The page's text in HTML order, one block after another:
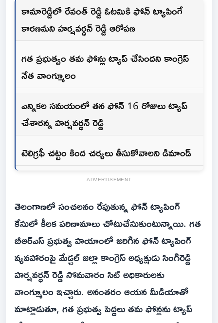
కామారెడ్డిలో రేవంత్ రెడ్డి ఓటమికి ఫోన్ ట్యాపింగే
కారణమని హర్షవర్ధన్ రెడ్డి ఆరోపణ
గత ప్రభుత్వం తమ ఫోన్లు ట్యాప్ చేసిందని కాంగ్రెస్
నేత వాంగ్మూలం
ఎన్నికల సమయంలో తన ఫోన్ 16 రోజులు ట్యాప్
చేశారన్న హర్షవర్ధన్ రెడ్డి
టెలిగ్రఫీ చట్టం కింద చర్యలు తీసుకోవాలని డిమాండ్
ADVERTISEMENT
తెలంగాణలో సంచలనం రేపుతున్న ఫోన్ ట్యాపింగ్
కేసులో కీలక పరిణామాలు చోటుచేసుకుంటున్నాయి. గత
బీఆర్ఎస్ ప్రభుత్వ హయాంలో జరిగిన ఫోన్ ట్యాపింగ్
వ్యవహారంపై మేడ్చల్ జిల్లా కాంగ్రెస్ అధ్యక్షుడు సింగిరెడ్డి
హర్షవర్ధన్ రెడ్డి సోమవారం సిట్ అధికారులకు
వాంగ్మూలం ఇచ్చారు. అనంతరం ఆయన మీడియాతో
మాట్లాడుతూ, గత ప్రభుత్వ పెద్దలు తమ ఫోన్లను ట్యాప్